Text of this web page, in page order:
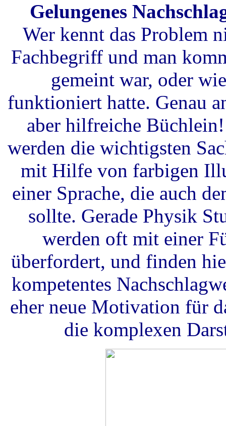
Gelungenes
Wer kennt das Problem
Fachbegriff und man
gemeint war, oder
funktioniert hatte. Genau
aber hilfreiche
werden die wichtigsten
mit Hilfe von farbigen
einer Sprache, die auch
sollte. Gerade Physik
werden oft mit einer
überfordert, und finden
kompetentes
eher neue Motivation für
die komplexen